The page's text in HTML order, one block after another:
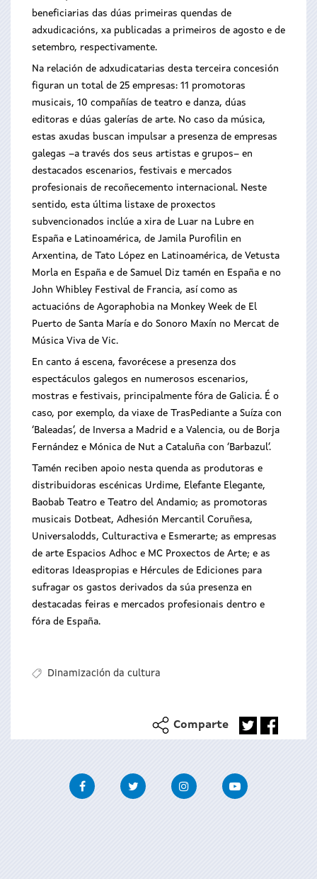
beneficiarias das dúas primeiras quendas de
adxudicacións, xa publicadas a primeiros de agosto e de
setembro, respectivamente.
Na relación de adxudicatarias desta terceira concesión
figuran un total de 25 empresas: 11 promotoras
musicais, 10 compañías de teatro e danza, dúas
editoras e dúas galerías de arte. No caso da música,
estas axudas buscan impulsar a presenza de empresas
galegas –a través dos seus artistas e grupos– en
destacados escenarios, festivais e mercados
profesionais de recoñecemento internacional. Neste
sentido, esta última listaxe de proxectos
subvencionados inclúe a xira de Luar na Lubre en
España e Latinoamérica, de Jamila Purofilin en
Arxentina, de Tato López en Latinoamérica, de Vetusta
Morla en España e de Samuel Diz tamén en España e no
John Whibley Festival de Francia, así como as
actuacións de Agoraphobia na Monkey Week de El
Puerto de Santa María e do Sonoro Maxín no Mercat de
Música Viva de Vic.
En canto á escena, favorécese a presenza dos
espectáculos galegos en numerosos escenarios,
mostras e festivais, principalmente fóra de Galicia. É o
caso, por exemplo, da viaxe de TrasPediante a Suíza con
‘Baleadas’, de Inversa a Madrid e a Valencia, ou de Borja
Fernández e Mónica de Nut a Cataluña con ‘Barbazul’.
Tamén reciben apoio nesta quenda as produtoras e
distribuidoras escénicas Urdime, Elefante Elegante,
Baobab Teatro e Teatro del Andamio; as promotoras
musicais Dotbeat, Adhesión Mercantil Coruñesa,
Universalodds, Culturactiva e Esmerarte; as empresas
de arte Espacios Adhoc e MC Proxectos de Arte; e as
editoras Ideaspropias e Hércules de Ediciones para
sufragar os gastos derivados da súa presenza en
destacadas feiras e mercados profesionais dentro e
fóra de España.
Dinamización da cultura
Comparte
FacebookTwitter InstagramYoutube